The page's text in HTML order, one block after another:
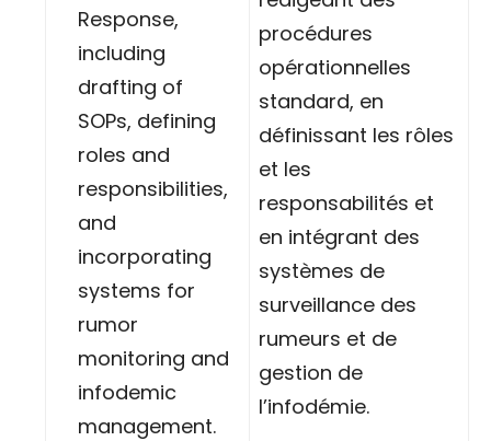
Response,
including
drafting of
SOPs, defining
roles and
responsibilities,
and
incorporating
systems for
rumor
monitoring and
infodemic
management.
procédures
opérationnelles
standard, en
définissant les rôles
et les
responsabilités et
en intégrant des
systèmes de
surveillance des
rumeurs et de
gestion de
l’infodémie.